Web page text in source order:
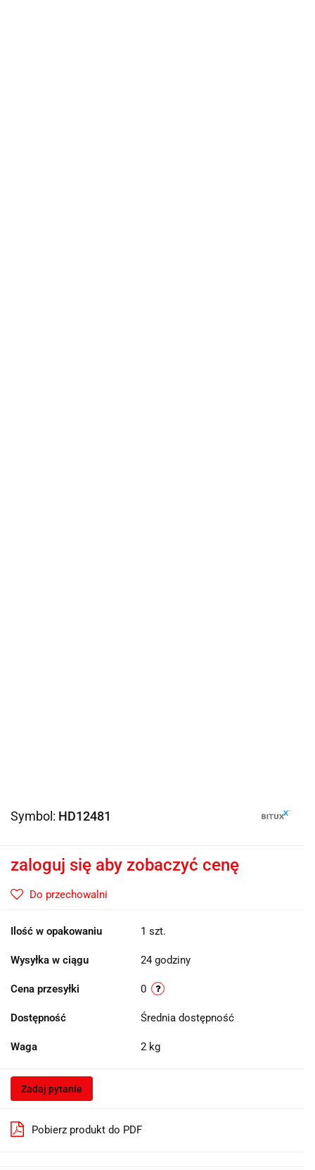
Symbol: HD12481
zaloguj się aby zobaczyć cenę
Do przechowalni
Ilość w opakowaniu 1 szt.
Wysyłka w ciągu 24 godziny
Cena przesyłki 0
Dostępność Średnia dostępność
Waga 2 kg
Zadaj pytanie
Pobierz produkt do PDF